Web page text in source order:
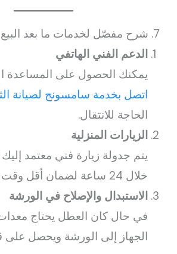
7. شرح مفصّل لخدمات ما بعد البيع
الدعم الفني الهاتفي
يمكنك الحصول على المساعدة
اتصل بخدمة سامسونج لصيانة
الحاجة للانتقال.
الزيارات المنزلية
يتم جدولة زيارة فني معتمد
خلال 24 ساعة لضمان أقل وقت توقف.
الاستبدال والإصلاح في الورشة
في حال كان العطل يحتاج
الجهاز إلى الورشة ويحصل على